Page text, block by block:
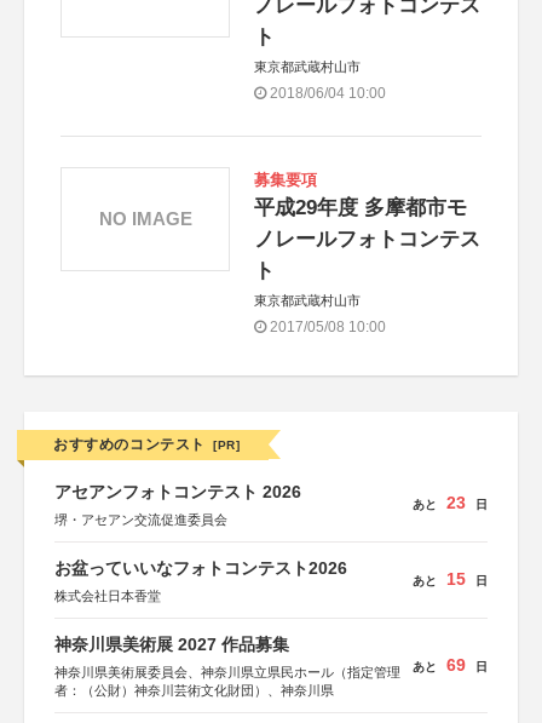
ノレールフォトコンテス
ト
東京都武蔵村山市
2018/06/04 10:00
募集要項
平成29年度 多摩都市モ
ノレールフォトコンテス
ト
東京都武蔵村山市
2017/05/08 10:00
NO IMAGE
おすすめのコンテスト [PR]
アセアンフォトコンテスト 2026
堺・アセアン交流促進委員会
あと 23 日
お盆っていいなフォトコンテスト2026
株式会社日本香堂
あと 15 日
神奈川県美術展 2027 作品募集
神奈川県美術展委員会、神奈川県立県民ホール（指定管理
者：（公財）神奈川芸術文化財団）、神奈川県
あと 69 日